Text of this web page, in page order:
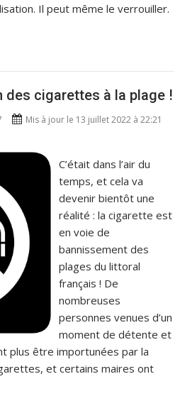
Il peut même le verrouiller.
des cigarettes à la plage !
Mis à jour le 13 juillet 2022 à 22:21
C’était dans l’air du
temps, et cela va
devenir bientôt une
réalité : la cigarette est
en voie de
bannissement des
plages du littoral
français ! De
nombreuses
personnes venues d’un
moment de détente et
plus être importunées par la
et certains maires ont